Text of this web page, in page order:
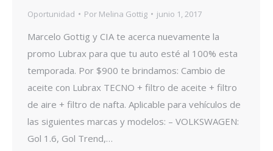
Oportunidad Por Melina Gottig junio 1, 2017
Marcelo Gottig y CIA te acerca nuevamente la
promo Lubrax para que tu auto esté al 100% esta
temporada. Por $900 te brindamos: Cambio de
aceite con Lubrax TECNO + filtro de aceite + filtro
de aire + filtro de nafta. Aplicable para vehículos de
las siguientes marcas y modelos: – VOLKSWAGEN:
Gol 1.6, Gol Trend,…